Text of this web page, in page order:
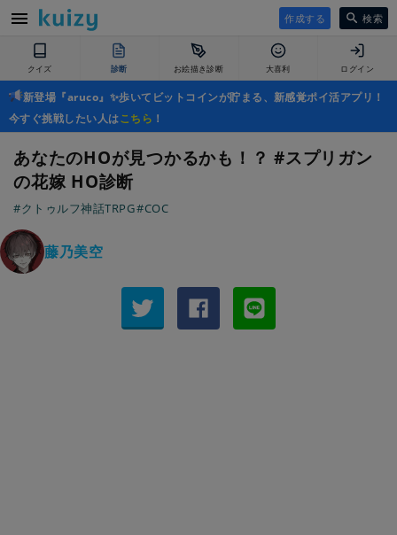
作成する 検索
クイズ 診断 お絵描き診断 大喜利 ログイン
新登場『aruco』✨歩いてビットコインが貯まる、新感覚ポイ活アプリ！
今すぐ挑戦したい人はこちら ！
あなたのHOが見つかるかも！？ #スプリガン
の花嫁 HO診断
#クトゥルフ神話TRPG#COC
藤乃美空